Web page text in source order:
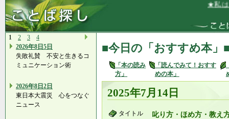
★私は、
1 2 3
4
2026年8日5日
失敗礼賛 不安と生きるコ
ミュニケーション術
2026年8日2日
東日本大震災 心をつなぐ
ニュース
■今日の「おすすめ本」
「本の読み
方」
「読んでみて！おすす
めの本」
2025年7月14日
タイトル 叱り方・ほめ方・教え